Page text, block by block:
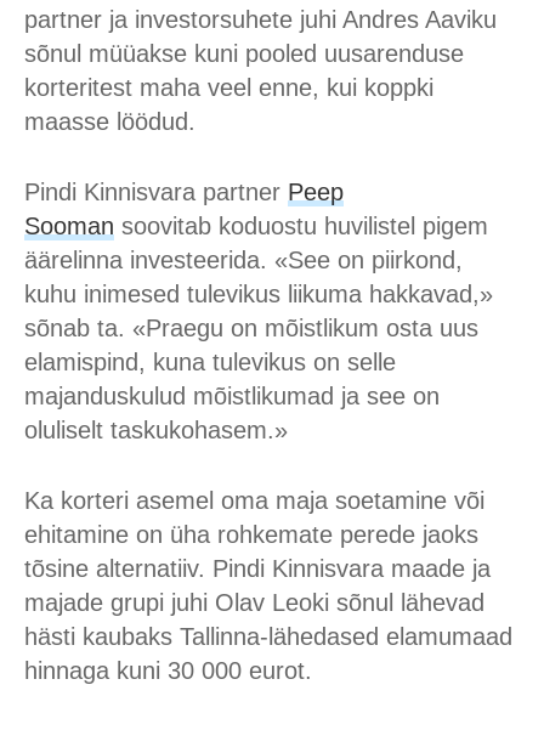
partner ja investorsuhete juhi Andres Aaviku
sõnul müüakse kuni pooled uusarenduse
korteritest maha veel enne, kui koppki
maasse löödud.
Pindi Kinnisvara partner Peep
Sooman soovitab koduostu huvilistel pigem
äärelinna investeerida. «See on piirkond,
kuhu inimesed tulevikus liikuma hakkavad,»
sõnab ta. «Praegu on mõistlikum osta uus
elamispind, kuna tulevikus on selle
majanduskulud mõistlikumad ja see on
oluliselt taskukohasem.»
Ka korteri asemel oma maja soetamine või
ehitamine on üha rohkemate perede jaoks
tõsine alternatiiv. Pindi Kinnisvara maade ja
majade grupi juhi Olav Leoki sõnul lähevad
hästi kaubaks Tallinna-lähedased elamumaad
hinnaga kuni 30 000 eurot.